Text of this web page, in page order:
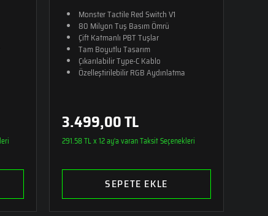
Monster Tactile Red Switch V1
80 Milyon Tuş Basım Ömrü
Çift Katmanlı PBT Tuşlar
Tam Boyutlu Tasarım
Çıkarılabilir Type-C Kablo
Özelleştirilebilir RGB Aydınlatma
3.499,00 TL
291.58 TL x 12 ay'a varan Taksit Seçenekleri
SEPETE EKLE